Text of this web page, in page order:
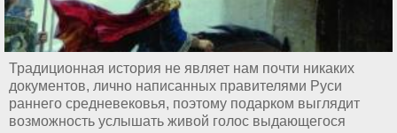
Традиционная история не являет нам почти никаких
документов, лично написанных правителями Руси
раннего средневековья, поэтому подарком выглядит
возможность услышать живой голос выдающегося